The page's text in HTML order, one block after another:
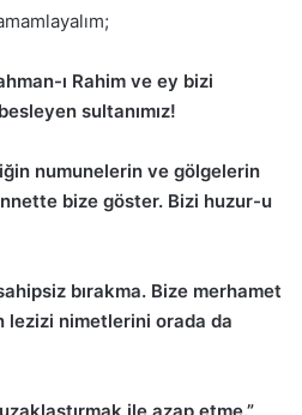
ı Rahim ve ey bizi
sultanımız!
numunelerin ve gölgelerin
bize göster. Bizi huzur-u
bırakma. Bize merhamet
lezizi nimetlerini orada da